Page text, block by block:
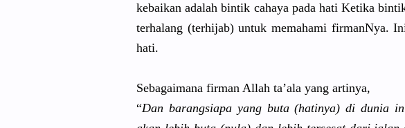
kebaikan adalah bintik cahaya pada hati Ketika
terhalang (terhijab)untuk memahami firmanNya.
hati.
Sebagaimana firman Allah ta’ala yang artinya,
“Dan barangsiapa yang buta (hatinya) di dunia